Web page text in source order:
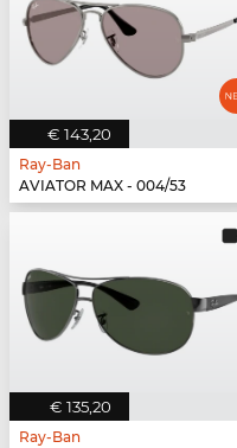
€ 143,20
Ray-Ban
AVIATOR MAX - 004/53
€ 135,20
Ray-Ban